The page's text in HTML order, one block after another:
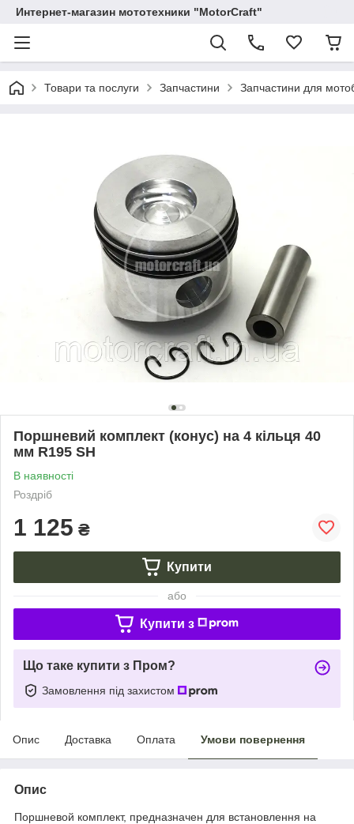
Интернет-магазин мототехники "MotorCraft"
Товари та послуги Запчастини Запчастини для
Поршневий комплект (конус) на 4 кільця 40
мм R195 SH
В наявності
Роздріб
1 125 ₴
Купити
або
Купити з
Що таке купити з Пром?
Замовлення під захистом
Опис Доставка Оплата Умови повернення
Опис
Поршневой комплект, предназначен для встановлення на